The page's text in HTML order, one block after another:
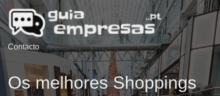
Contacto
Os melhores Shoppings